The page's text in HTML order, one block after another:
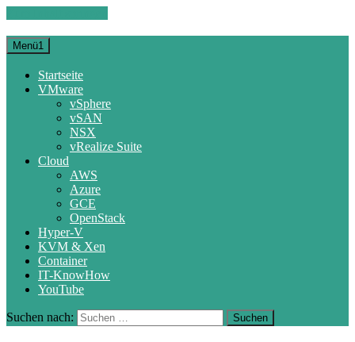
Menü1
Startseite
VMware
vSphere
vSAN
NSX
vRealize Suite
Cloud
AWS
Azure
GCE
OpenStack
Hyper-V
KVM & Xen
Container
IT-KnowHow
YouTube
Suchen nach: